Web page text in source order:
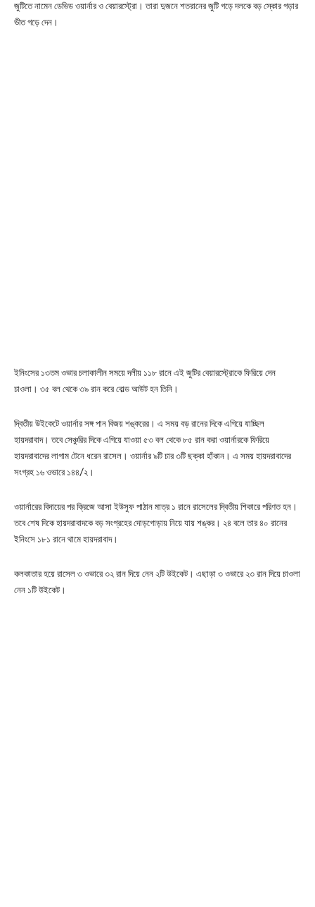
জুটিতে নামেন ডেভিড ওয়ার্নার ও বেয়ারস্ট্রো। তারা দুজনে শতরানের জুটি গড়ে দলকে বড় স্কোর গড়ার
ভীত গড়ে দেন।
ইনিংসের ১৩তম ওভার চলাকালীন সময়ে দলীয় ১১৮ রানে এই জুটির বেয়ারস্ট্রোকে ফিরিয়ে দেন
চাওলা। ৩৫ বল থেকে ৩৯ রান করে বোল্ড আউট হন তিনি।
দ্বিতীয় উইকেটে ওয়ার্নার সঙ্গ পান বিজয় শঙ্করের। এ সময় বড় রানের দিকে এগিয়ে যাচ্ছিল
হায়দরাবাদ। তবে সেঞ্চুরির দিকে এগিয়ে যাওয়া ৫৩ বল থেকে ৮৫ রান করা ওয়ার্নারকে ফিরিয়ে
হায়দরাবাদের লাগাম টেনে ধরেন রাসেল। ওয়ার্নার ৯টি চার ৩টি ছক্কা হাঁকান। এ সময় হায়দরাবাদের
সংগ্রহ ১৬ ওভারে ১৪৪/২।
ওয়ার্নারের বিদায়ের পর ক্রিজে আসা ইউসুফ পাঠান মাত্র ১ রানে রাসেলের দ্বিতীয় শিকারে পরিণত হন।
তবে শেষ দিকে হায়দরাবাদকে বড় সংগ্রহের দোড়গোড়ায় নিয়ে যায় শঙ্কর। ২৪ বলে তার ৪০ রানের
ইনিংসে ১৮১ রানে থামে হায়দরাবাদ।
কলকাতার হয়ে রাসেল ৩ ওভারে ৩২ রান দিয়ে নেন ২টি উইকেট। এছাড়া ৩ ওভারে ২৩ রান দিয়ে চাওলা
নেন ১টি উইকেট।